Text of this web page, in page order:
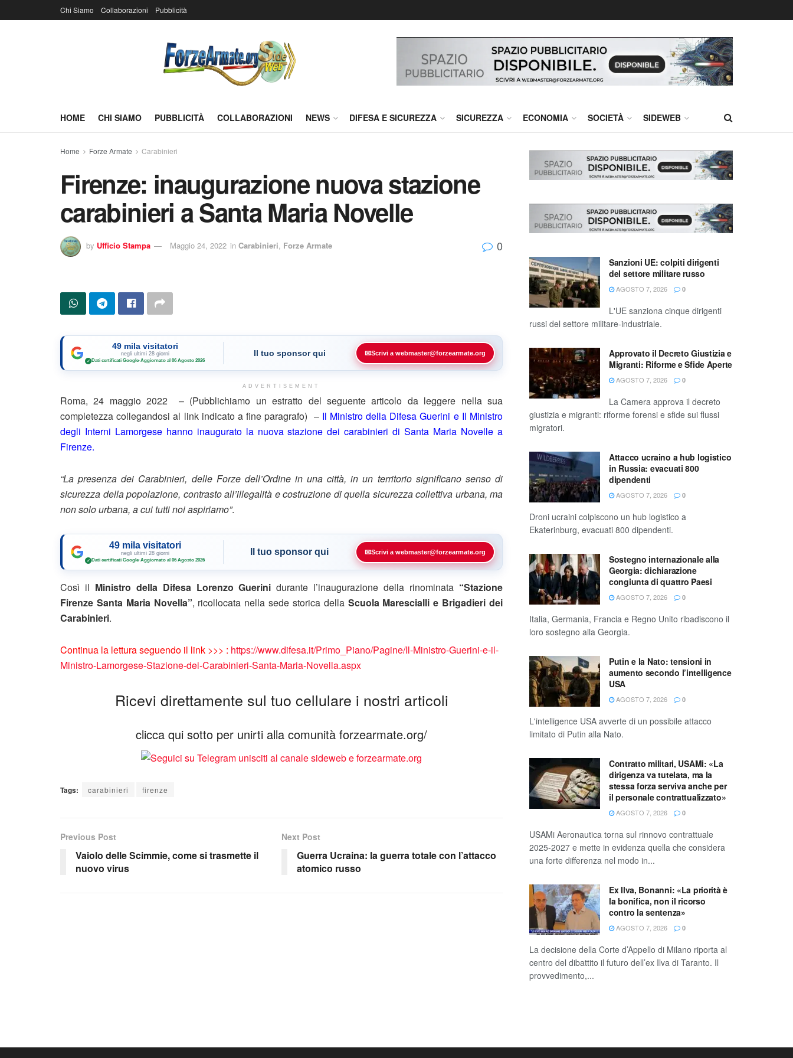
Chi Siamo Collaborazioni Pubblicità
HOME CHI SIAMO PUBBLICITÀ COLLABORAZIONI NEWS DIFESA E SICUREZZA SICUREZZA ECONOMIA SOCIETÀ SIDEWEB
Home Forze Armate Carabinieri
Firenze: inaugurazione nuova stazione
carabinieri a Santa Maria Novelle
by Ufficio Stampa Maggio 24, 2022 in Carabinieri, Forze Armate 0
49 mila visitatori
negli ultimi 28 giorni
✓ Dati certificati Google·Aggiornato al 06 Agosto 2026
Il tuo sponsor qui ✉Scrivi a webmaster@forzearmate.org
ADVERTISEMENT
Roma, 24 maggio 2022 – (Pubblichiamo un estratto del seguente articolo da leggere nella sua
completezza collegandosi al link indicato a fine paragrafo) – Il Ministro della Difesa Guerini e Il Ministro
degli Interni Lamorgese hanno inaugurato la nuova stazione dei carabinieri di Santa Maria Novelle a
Firenze.
“La presenza dei Carabinieri, delle Forze dell’Ordine in una città, in un territorio significano senso di
sicurezza della popolazione, contrasto all’illegalità e costruzione di quella sicurezza collettiva urbana, ma
non solo urbana, a cui tutti noi aspiriamo”.
49 mila visitatori
negli ultimi 28 giorni
✓ Dati certificati Google·Aggiornato al 06 Agosto 2026
Il tuo sponsor qui ✉Scrivi a webmaster@forzearmate.org
Così il Ministro della Difesa Lorenzo Guerini durante l’inaugurazione della rinominata “Stazione
Firenze Santa Maria Novella”, ricollocata nella sede storica della Scuola Marescialli e Brigadieri dei
Carabinieri.
Continua la lettura seguendo il link >>> : https://www.difesa.it/Primo_Piano/Pagine/Il-Ministro-Guerini-e-il-
Ministro-Lamorgese-Stazione-dei-Carabinieri-Santa-Maria-Novella.aspx
Ricevi direttamente sul tuo cellulare i nostri articoli
clicca qui sotto per unirti alla comunità forzearmate.org/
Tags: carabinieri firenze
Previous Post
Vaiolo delle Scimmie, come si trasmette il
nuovo virus
Next Post
Guerra Ucraina: la guerra totale con l’attacco
atomico russo
Sanzioni UE: colpiti dirigenti
del settore militare russo
AGOSTO 7, 2026 0
L'UE sanziona cinque dirigenti
russi del settore militare-industriale.
Approvato il Decreto Giustizia e
Migranti: Riforme e Sfide Aperte
AGOSTO 7, 2026 0
La Camera approva il decreto
giustizia e migranti: riforme forensi e sfide sui flussi
migratori.
Attacco ucraino a hub logistico
in Russia: evacuati 800
dipendenti
AGOSTO 7, 2026 0
Droni ucraini colpiscono un hub logistico a
Ekaterinburg, evacuati 800 dipendenti.
Sostegno internazionale alla
Georgia: dichiarazione
congiunta di quattro Paesi
AGOSTO 7, 2026 0
Italia, Germania, Francia e Regno Unito ribadiscono il
loro sostegno alla Georgia.
Putin e la Nato: tensioni in
aumento secondo l’intelligence
USA
AGOSTO 7, 2026 0
L'intelligence USA avverte di un possibile attacco
limitato di Putin alla Nato.
Contratto militari, USAMi: «La
dirigenza va tutelata, ma la
stessa forza serviva anche per
il personale contrattualizzato»
AGOSTO 7, 2026 0
USAMi Aeronautica torna sul rinnovo contrattuale
2025-2027 e mette in evidenza quella che considera
una forte differenza nel modo in...
Ex Ilva, Bonanni: «La priorità è
la bonifica, non il ricorso
contro la sentenza»
AGOSTO 7, 2026 0
La decisione della Corte d’Appello di Milano riporta al
centro del dibattito il futuro dell’ex Ilva di Taranto. Il
provvedimento,...